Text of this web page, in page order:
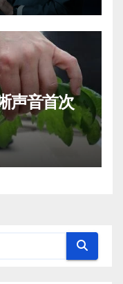
声音首次